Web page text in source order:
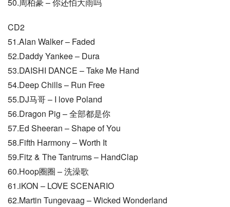
50.周柏豪 – 你还怕大雨吗
CD2
51.Alan Walker – Faded
52.Daddy Yankee – Dura
53.DAISHI DANCE – Take Me Hand
54.Deep Chills – Run Free
55.DJ马哥 – I love Poland
56.Dragon Pig – 全部都是你
57.Ed Sheeran – Shape of You
58.Fifth Harmony – Worth It
59.Fitz & The Tantrums – HandClap
60.Hoop圈圈 – 洗澡歌
61.iKON – LOVE SCENARIO
62.Martin Tungevaag – Wicked Wonderland